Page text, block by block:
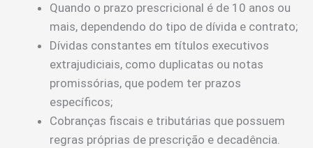
Quando o prazo prescricional é de 10 anos ou
mais, dependendo do tipo de dívida e contrato;
Dívidas constantes em títulos executivos
extrajudiciais, como duplicatas ou notas
promissórias, que podem ter prazos
específicos;
Cobranças fiscais e tributárias que possuem
regras próprias de prescrição e decadência.